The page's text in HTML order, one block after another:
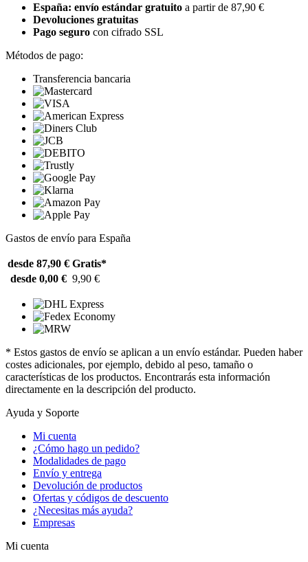
España: envío estándar gratuito a partir de 87,90 €
Devoluciones gratuitas
Pago seguro con cifrado SSL
Métodos de pago:
Transferencia bancaria
Gastos de envío para España
desde 87,90 € Gratis*
desde 0,00 € 9,90 €
* Estos gastos de envío se aplican a un envío estándar. Pueden haber
costes adicionales, por ejemplo, debido al peso, tamaño o
características de los productos. Encontrarás esta información
directamente en la descripción del producto.
Ayuda y Soporte
Mi cuenta
¿Cómo hago un pedido?
Modalidades de pago
Envío y entrega
Devolución de productos
Ofertas y códigos de descuento
¿Necesitas más ayuda?
Empresas
Mi cuenta